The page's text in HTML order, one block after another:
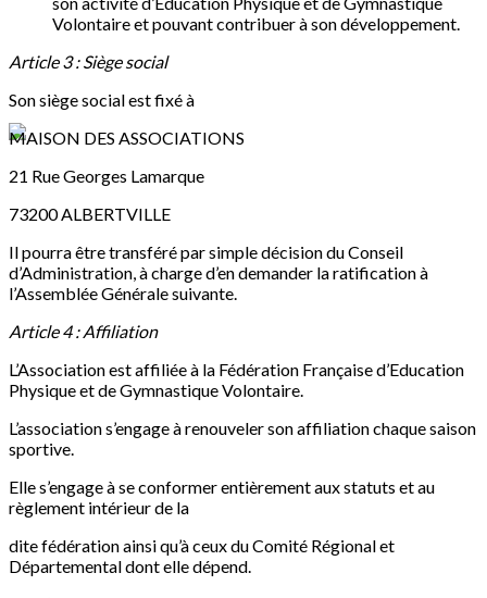
Volontaire et pouvant contribuer à son développement.
Article 3 : Siège social
Son siège social est fixé à
MAISON DES ASSOCIATIONS
21 Rue Georges Lamarque
73200 ALBERTVILLE
Il pourra être transféré par simple décision du Conseil
d’Administration, à charge d’en demander la ratification à
l’Assemblée Générale suivante.
Article 4 : Affiliation
L’Association est affiliée à la Fédération Française d’Education
Physique et de Gymnastique Volontaire.
L’association s’engage à renouveler son affiliation chaque saison
sportive.
Elle s’engage à se conformer entièrement aux statuts et au
règlement intérieur de la
dite fédération ainsi qu’à ceux du Comité Régional et
Départemental dont elle dépend.